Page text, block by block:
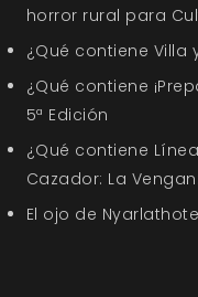
horror rural para
¿Qué contiene Villa
¿Qué contiene
5ª Edición
¿Qué contiene
Cazador: La
El ojo de